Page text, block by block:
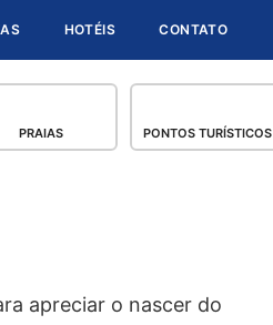
HOTÉIS CONTATO
PRAIAS PONTOS TURÍSTICOS
apreciar o nascer do